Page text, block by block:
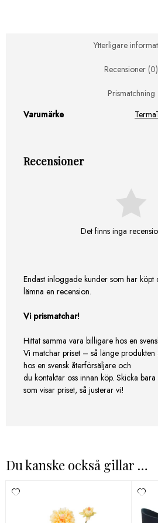
Ytterligare
Recensioner (0)
Prismatchning
Varumärke
Recensioner
Det finns inga
Endast inloggade kunder som har
lämna en recension.
Vi prismatchar!
Hittat samma vara billigare hos en
Vi matchar priset – så länge
hos en svensk återförsäljare och
du kontaktar oss innan köp. Skicka
som visar priset, så justerar vi!
Du kanske också gillar …